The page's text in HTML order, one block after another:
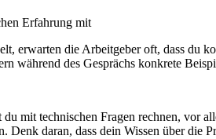
Erfahrung mit
erwarten die Arbeitgeber oft, dass du
während des Gesprächs konkrete
mit technischen Fragen rechnen, vor
Denk daran, dass dein Wissen über die